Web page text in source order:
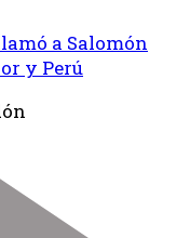
a Salomón
y Perú